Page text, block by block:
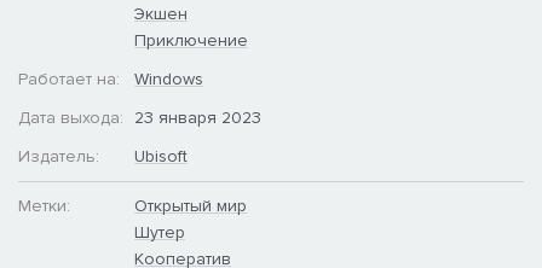
Экшен
Приключение
Работает на:
Windows
Дата выхода:
23 января 2023
Издатель:
Ubisoft
Метки:
Открытый мир
Шутер
Кооператив